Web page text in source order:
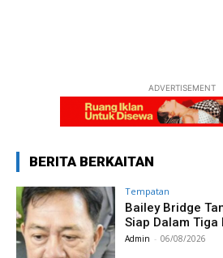
ADVERTISEMENT
BERITA BERKAITAN
Tempatan
Bailey Bridge
Siap Dalam
Admin - 06/08/2026